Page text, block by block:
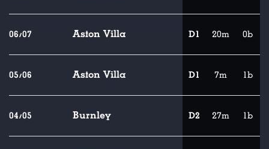
06/07 Aston Villa D1 20m 0b
05/06 Aston Villa D1 7m 1b
04/05 Burnley D2 27m 1b